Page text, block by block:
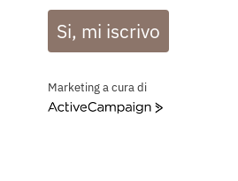
Si, mi iscrivo
Marketing a cura di
ActiveCampaign